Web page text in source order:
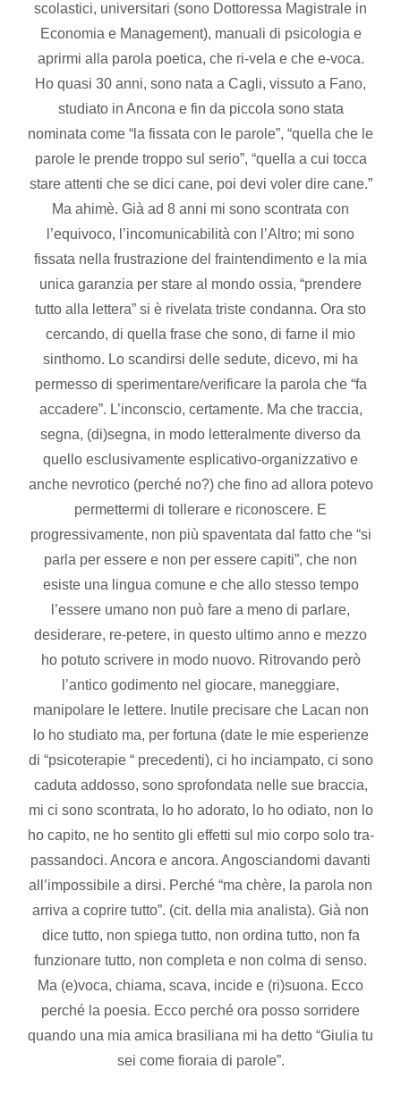
scolastici, universitari (sono Dottoressa Magistrale in
Economia e Management), manuali di psicologia e
aprirmi alla parola poetica, che ri-vela e che e-voca.
Ho quasi 30 anni, sono nata a Cagli, vissuto a Fano,
studiato in Ancona e fin da piccola sono stata
nominata come “la fissata con le parole”, “quella che le
parole le prende troppo sul serio”, “quella a cui tocca
stare attenti che se dici cane, poi devi voler dire cane.”
Ma ahimè. Già ad 8 anni mi sono scontrata con
l’equivoco, l’incomunicabilità con l’Altro; mi sono
fissata nella frustrazione del fraintendimento e la mia
unica garanzia per stare al mondo ossia, “prendere
tutto alla lettera” si è rivelata triste condanna. Ora sto
cercando, di quella frase che sono, di farne il mio
sinthomo. Lo scandirsi delle sedute, dicevo, mi ha
permesso di sperimentare/verificare la parola che “fa
accadere”. L’inconscio, certamente. Ma che traccia,
segna, (di)segna, in modo letteralmente diverso da
quello esclusivamente esplicativo-organizzativo e
anche nevrotico (perché no?) che fino ad allora potevo
permettermi di tollerare e riconoscere. E
progressivamente, non più spaventata dal fatto che “si
parla per essere e non per essere capiti”, che non
esiste una lingua comune e che allo stesso tempo
l’essere umano non può fare a meno di parlare,
desiderare, re-petere, in questo ultimo anno e mezzo
ho potuto scrivere in modo nuovo. Ritrovando però
l’antico godimento nel giocare, maneggiare,
manipolare le lettere. Inutile precisare che Lacan non
lo ho studiato ma, per fortuna (date le mie esperienze
di “psicoterapie “ precedenti), ci ho inciampato, ci sono
caduta addosso, sono sprofondata nelle sue braccia,
mi ci sono scontrata, lo ho adorato, lo ho odiato, non lo
ho capito, ne ho sentito gli effetti sul mio corpo solo tra-
passandoci. Ancora e ancora. Angosciandomi davanti
all’impossibile a dirsi. Perché “ma chère, la parola non
arriva a coprire tutto”. (cit. della mia analista). Già non
dice tutto, non spiega tutto, non ordina tutto, non fa
funzionare tutto, non completa e non colma di senso.
Ma (e)voca, chiama, scava, incide e (ri)suona. Ecco
perché la poesia. Ecco perché ora posso sorridere
quando una mia amica brasiliana mi ha detto “Giulia tu
sei come fioraia di parole”.